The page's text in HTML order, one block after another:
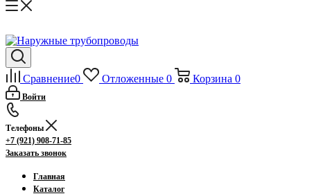
Сравнение0 Отложенные 0 Корзина 0
Войти
Телефоны
+7 (921) 908-71-85
Заказать звонок
Главная
Каталог